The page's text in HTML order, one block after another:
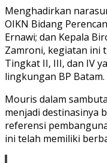
Menghadirkan
OIKN Bidang
Ernawi; dan Kepala
Zamroni, kegiatan ini
Tingkat II, III, dan IV
lingkungan BP Batam.
Mouris dalam
menjadi destinasinya
referensi
ini telah memiliki